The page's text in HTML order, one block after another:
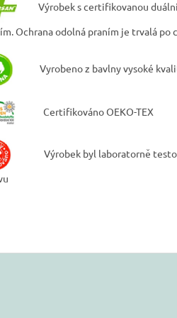
Výrobek s certifikovanou duální
Ochrana odolná praním je trvalá
Vyrobeno z bavlny vysoké
Certifikováno OEKO-TEX
Výrobek byl laboratorně